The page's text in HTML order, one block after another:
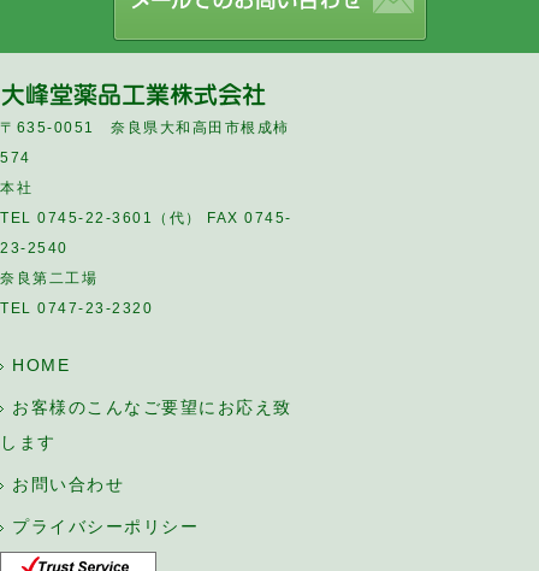
〒635-0051 奈良県大和高田市根成柿
574
本社
TEL 0745-22-3601（代） FAX 0745-
23-2540
奈良第二工場
TEL 0747-23-2320
HOME
お客様のこんなご要望にお応え致
します
お問い合わせ
プライバシーポリシー